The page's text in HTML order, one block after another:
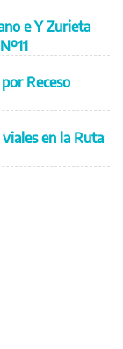
e Y Zurieta
Receso
en la Ruta